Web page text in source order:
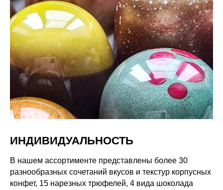
ИНДИВИДУАЛЬНОСТЬ
В нашем ассортименте представлены более 30
разнообразных сочетаний вкусов и текстур корпусных
конфет, 15 нарезных трюфелей, 4 вида шоколада